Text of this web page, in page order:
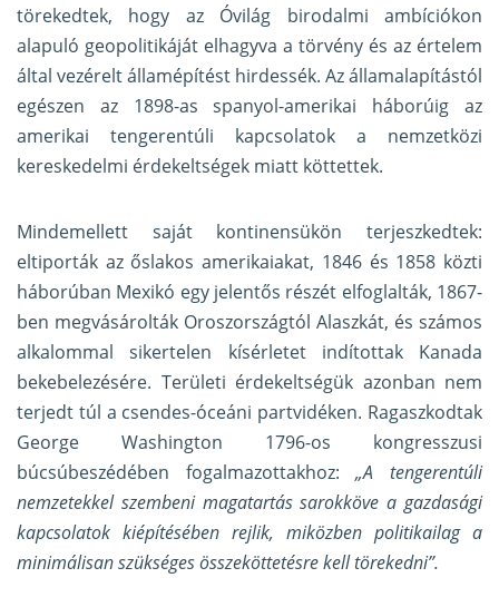
törekedtek, hogy az Óvilág birodalmi ambíciókon
alapuló geopolitikáját elhagyva a törvény és az értelem
által vezérelt államépítést hirdessék. Az államalapítástól
egészen az 1898-as spanyol-amerikai háborúig az
amerikai tengerentúli kapcsolatok a nemzetközi
kereskedelmi érdekeltségek miatt köttettek.
Mindemellett saját kontinensükön terjeszkedtek:
eltiporták az őslakos amerikaiakat, 1846 és 1858 közti
háborúban Mexikó egy jelentős részét elfoglalták, 1867-
ben megvásárolták Oroszországtól Alaszkát, és számos
alkalommal sikertelen kísérletet indítottak Kanada
bekebelezésére. Területi érdekeltségük azonban nem
terjedt túl a csendes-óceáni partvidéken. Ragaszkodtak
George Washington 1796-os kongresszusi
búcsúbeszédében fogalmazottakhoz:„A tengerentúli
nemzetekkel szembeni magatartás sarokköve a gazdasági
kapcsolatok kiépítésében rejlik, miközben politikailag a
minimálisan szükséges összeköttetésre kell törekedni”.